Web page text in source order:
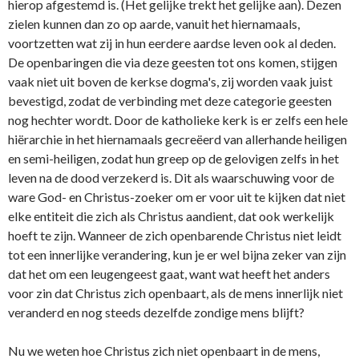
hierop afgestemd is. (Het gelijke trekt het gelijke aan). Dezen
zielen kunnen dan zo op aarde, vanuit het hiernamaals,
voortzetten wat zij in hun eerdere aardse leven ook al deden.
De openbaringen die via deze geesten tot o­ns komen, stijgen
vaak niet uit boven de kerkse dogma's, zij worden vaak juist
bevestigd, zodat de verbinding met deze categorie geesten
nog hechter wordt. Door de katholieke kerk is er zelfs een hele
hiërarchie in het hiernamaals gecreëerd van allerhande heiligen
en semi-heiligen, zodat hun greep op de gelovigen zelfs in het
leven na de dood verzekerd is. Dit als waarschuwing voor de
ware God- en Christus-zoeker om er voor uit te kijken dat niet
elke entiteit die zich als Christus aandient, dat ook werkelijk
hoeft te zijn. Wanneer de zich openbarende Christus niet leidt
tot een innerlijke verandering, kun je er wel bijna zeker van zijn
dat het om een leugengeest gaat, want wat heeft het anders
voor zin dat Christus zich openbaart, als de mens innerlijk niet
veranderd en nog steeds dezelfde zondige mens blijft?
Nu we weten hoe Christus zich niet openbaart in de mens,